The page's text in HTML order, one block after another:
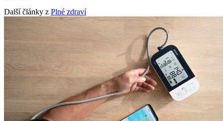
Další články z Plné zdraví